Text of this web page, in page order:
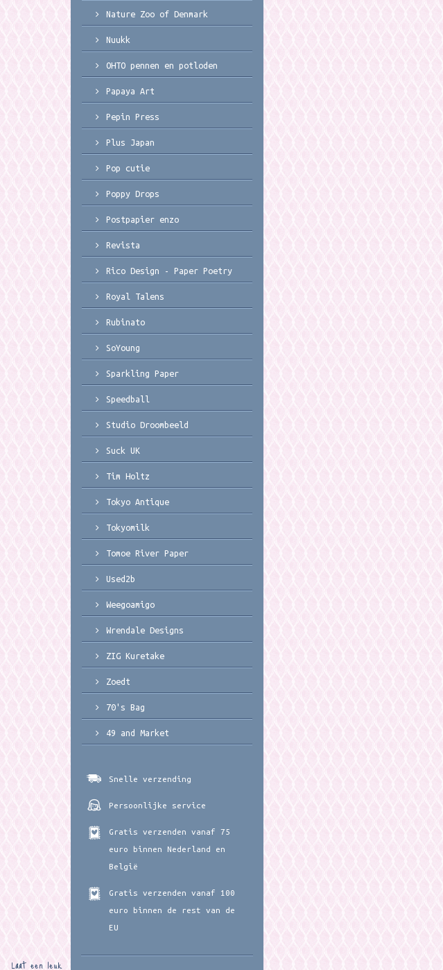
Nature Zoo of Denmark
Nuukk
OHTO pennen en potloden
Papaya Art
Pepin Press
Plus Japan
Pop cutie
Poppy Drops
Postpapier enzo
Revista
Rico Design - Paper Poetry
Royal Talens
Rubinato
SoYoung
Sparkling Paper
Speedball
Studio Droombeeld
Suck UK
Tim Holtz
Tokyo Antique
Tokyomilk
Tomoe River Paper
Used2b
Weegoamigo
Wrendale Designs
ZIG Kuretake
Zoedt
70's Bag
49 and Market
Snelle verzending
Persoonlijke service
Gratis verzenden vanaf 75
euro binnen Nederland en
België
Gratis verzenden vanaf 100
euro binnen de rest van de
EU
Laat een leuk